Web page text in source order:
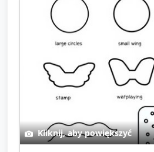
Kliknij, aby powiększyć